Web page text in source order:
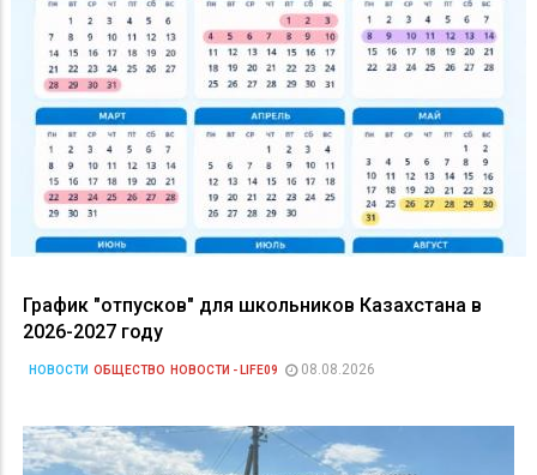
График "отпусков" для школьников Казахстана в
2026-2027 году
НОВОСТИ ОБЩЕСТВО НОВОСТИ - LIFE09 08.08.2026